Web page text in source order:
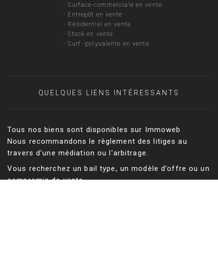
-Surface-commerciale en vente
- Entrepôt en vente
- Résidentiel en vente
-Stock en vente
-Surf.-polyvalente en vente
QUELQUES LIENS INTÉRESSANTS
Tous nos biens sont disponibles sur Immoweb
Nous recommandons le règlement des litiges au
travers d’une médiation ou l’arbitrage.
Vous recherchez un bail type, un modèle d’offre ou un
compromis de vente